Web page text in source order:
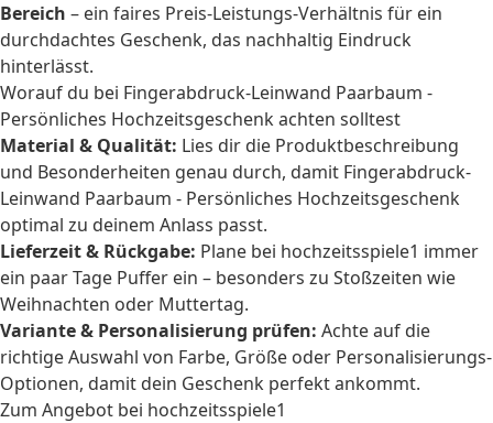
Bereich – ein faires Preis-Leistungs-Verhältnis für ein
durchdachtes Geschenk, das nachhaltig Eindruck
hinterlässt.
Worauf du bei Fingerabdruck-Leinwand Paarbaum -
Persönliches Hochzeitsgeschenk achten solltest
Material & Qualität: Lies dir die Produktbeschreibung
und Besonderheiten genau durch, damit Fingerabdruck-
Leinwand Paarbaum - Persönliches Hochzeitsgeschenk
optimal zu deinem Anlass passt.
Lieferzeit & Rückgabe: Plane bei hochzeitsspiele1 immer
ein paar Tage Puffer ein – besonders zu Stoßzeiten wie
Weihnachten oder Muttertag.
Variante & Personalisierung prüfen: Achte auf die
richtige Auswahl von Farbe, Größe oder Personalisierungs-
Optionen, damit dein Geschenk perfekt ankommt.
Zum Angebot bei hochzeitsspiele1